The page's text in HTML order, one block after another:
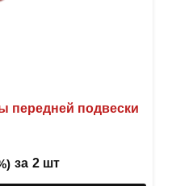
передней подвески
за 2 шт